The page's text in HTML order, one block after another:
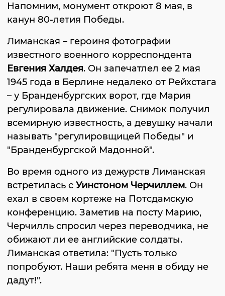
Напомним, монумент откроют 8 мая, в
канун 80-летия Победы.
Лиманская – героиня фотографии
известного военного корреспондента
Евгения Халдея. Он запечатлел ее 2 мая
1945 года в Берлине недалеко от Рейхстага
– у Бранденбургских ворот, где Мария
регулировала движение. Снимок получил
всемирную известность, а девушку начали
называть "регулировщицей Победы" и
"Бранденбургской Мадонной".
Во время одного из дежурств Лиманская
встретилась с Уинстоном Черчиллем. Он
ехал в своем кортеже на Потсдамскую
конференцию. Заметив на посту Марию,
Черчилль спросил через переводчика, не
обижают ли ее английские солдаты.
Лиманская ответила: "Пусть только
попробуют. Наши ребята меня в обиду не
дадут!".